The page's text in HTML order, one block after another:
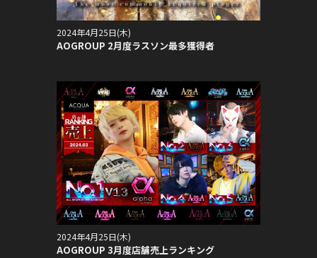
2024年4月25日(木)
AOGROUP 2月度ラスソン最多獲得者
2024年4月25日(木)
AOGROUP 3月度店舗売上ランキング